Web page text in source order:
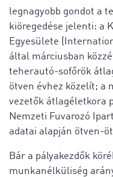
legnagyobb gondot a
kiöregedése jelenti: a
Egyesülete
által márciusban
teherautó-sofőrök
ötven évhez közelít; a
vezetők átlagéletkora
Nemzeti Fuvarozó
adatai alapján ötven-
Bár a pályakezdők
munkanélküliség